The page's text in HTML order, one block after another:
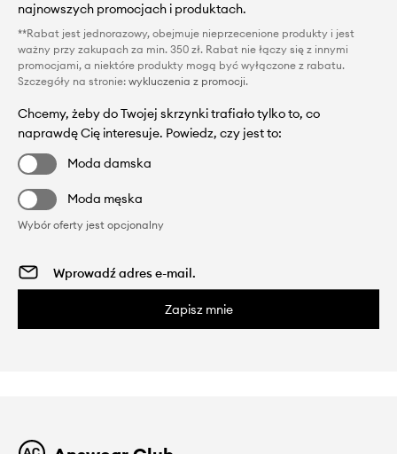
najnowszych promocjach i produktach.
**Rabat jest jednorazowy, obejmuje nieprzecenione produkty i jest
ważny przy zakupach za min. 350 zł. Rabat nie łączy się z innymi
promocjami, a niektóre produkty mogą być wyłączone z rabatu.
Szczegóły na stronie: wykluczenia z promocji.
Chcemy, żeby do Twojej skrzynki trafiało tylko to, co
naprawdę Cię interesuje. Powiedz, czy jest to:
Moda damska
Moda męska
Wybór oferty jest opcjonalny
Zapisz mnie